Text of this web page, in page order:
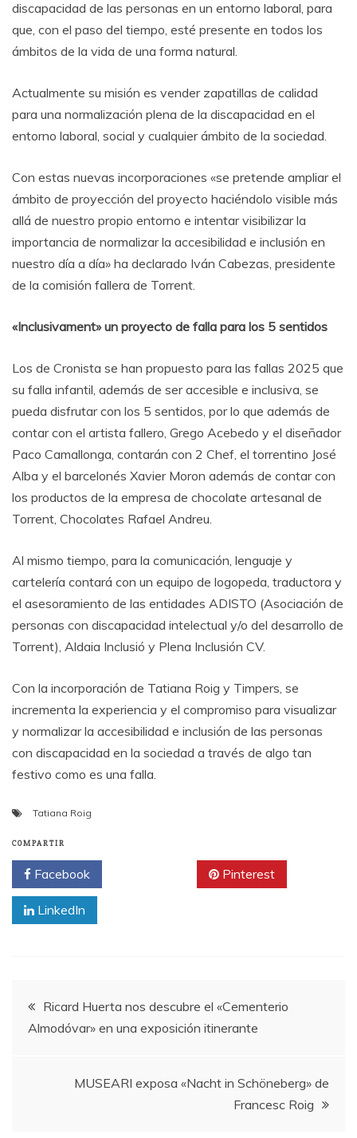
discapacidad de las personas en un entorno laboral, para
que, con el paso del tiempo, esté presente en todos los
ámbitos de la vida de una forma natural.
Actualmente su misión es vender zapatillas de calidad
para una normalización plena de la discapacidad en el
entorno laboral, social y cualquier ámbito de la sociedad.
Con estas nuevas incorporaciones «se pretende ampliar el
ámbito de proyección del proyecto haciéndolo visible más
allá de nuestro propio entorno e intentar visibilizar la
importancia de normalizar la accesibilidad e inclusión en
nuestro día a día» ha declarado Iván Cabezas, presidente
de la comisión fallera de Torrent.
«Inclusivament» un proyecto de falla para los 5 sentidos
Los de Cronista se han propuesto para las fallas 2025 que
su falla infantil, además de ser accesible e inclusiva, se
pueda disfrutar con los 5 sentidos, por lo que además de
contar con el artista fallero, Grego Acebedo y el diseñador
Paco Camallonga, contarán con 2 Chef, el torrentino José
Alba y el barcelonés Xavier Moron además de contar con
los productos de la empresa de chocolate artesanal de
Torrent, Chocolates Rafael Andreu.
Al mismo tiempo, para la comunicación, lenguaje y
cartelería contará con un equipo de logopeda, traductora y
el asesoramiento de las entidades ADISTO (Asociación de
personas con discapacidad intelectual y/o del desarrollo de
Torrent), Aldaia Inclusió y Plena Inclusión CV.
Con la incorporación de Tatiana Roig y Timpers, se
incrementa la experiencia y el compromiso para visualizar
y normalizar la accesibilidad e inclusión de las personas
con discapacidad en la sociedad a través de algo tan
festivo como es una falla.
Tatiana Roig
COMPARTIR
Facebook Pinterest
LinkedIn
Navegación
entradas
Ricard Huerta nos descubre el «Cementerio
Almodóvar» en una exposición itinerante
MUSEARI exposa «Nacht in Schöneberg» de
Francesc Roig